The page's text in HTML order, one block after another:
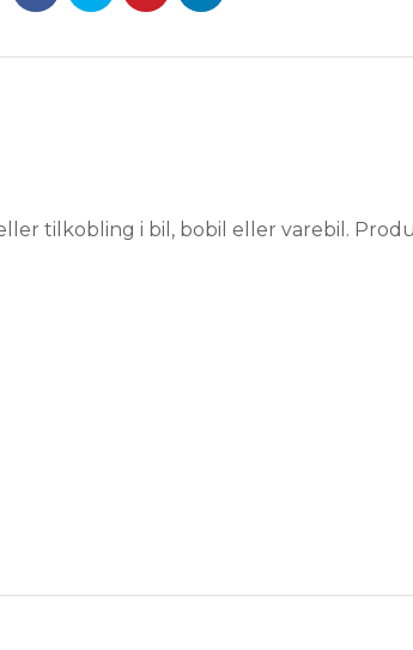
tilkobling i bil, bobil eller varebil.